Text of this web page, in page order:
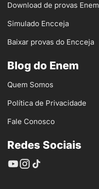
Download de provas Enem
Simulado Encceja
Baixar provas do Encceja
Blog do Enem
Quem Somos
Política de Privacidade
Fale Conosco
Redes Sociais